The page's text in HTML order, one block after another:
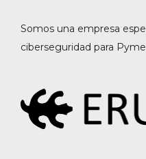
Somos una empresa
ciberseguridad para